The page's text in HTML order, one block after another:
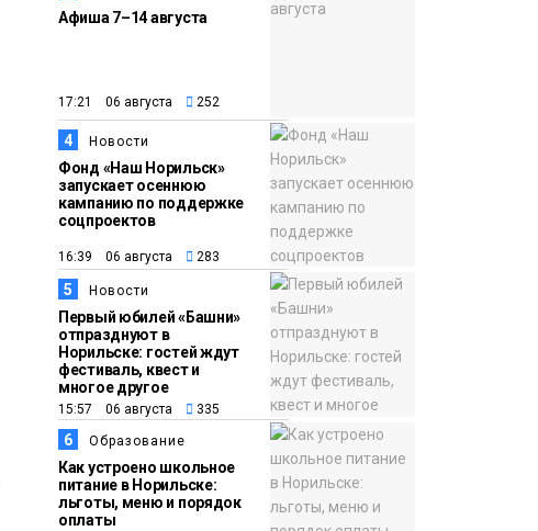
Проекты
Медиакомпании
списке городов,
откуда приехали
норильчане
Афиша 7–14 августа
17:21 06 августа 252
4 Новости
Фонд «Наш Норильск»
запускает осеннюю
кампанию по поддержке
соцпроектов
16:39 06 августа 283
5 Новости
Первый юбилей «Башни»
отпразднуют в
Норильске: гостей ждут
фестиваль, квест и
многое другое
15:57 06 августа 335
6 Образование
Как устроено школьное
питание в Норильске:
льготы, меню и порядок
оплаты